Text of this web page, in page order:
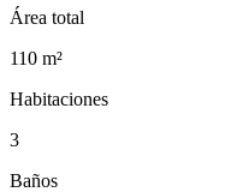
Área total
110 m²
Habitaciones
3
Baños